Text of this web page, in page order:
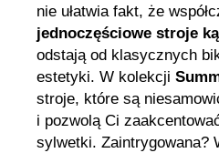
nie ułatwia fakt, że
jednoczęściowe stroje
odstają od klasycznych
estetyki. W kolekcji
stroje, które są
i pozwolą Ci
sylwetki. Zaintrygowana?